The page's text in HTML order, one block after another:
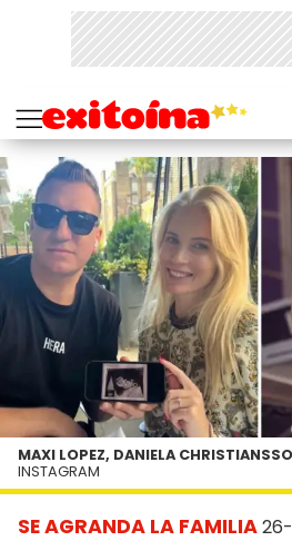
SE AGRANDA LA FAMILIA
MAXI LOPEZ, DANIELA
INSTAGRAM